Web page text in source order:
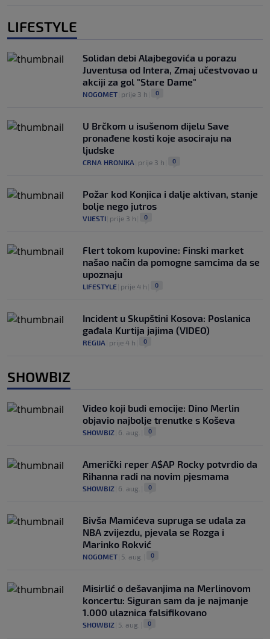
LIFESTYLE
Solidan debi Alajbegovića u porazu
Juventusa od Intera, Zmaj učestvovao u
akciji za gol "Stare Dame"
NOGOMET prije 3 h 0
U Brčkom u isušenom dijelu Save
pronađene kosti koje asociraju na
ljudske
CRNA HRONIKA prije 3 h 0
Požar kod Konjica i dalje aktivan, stanje
bolje nego jutros
VIJESTI prije 3 h 0
Flert tokom kupovine: Finski market
našao način da pomogne samcima da se
upoznaju
LIFESTYLE prije 4 h 0
Incident u Skupštini Kosova: Poslanica
gađala Kurtija jajima (VIDEO)
REGIJA prije 4 h 0
SHOWBIZ
Video koji budi emocije: Dino Merlin
objavio najbolje trenutke s Koševa
SHOWBIZ 6. aug. 0
Američki reper A$AP Rocky potvrdio da
Rihanna radi na novim pjesmama
SHOWBIZ 6. aug. 0
Bivša Mamićeva supruga se udala za
NBA zvijezdu, pjevala se Rozga i
Marinko Rokvić
NOGOMET 5. aug. 0
Misirlić o dešavanjima na Merlinovom
koncertu: Siguran sam da je najmanje
1.000 ulaznica falsifikovano
SHOWBIZ 5. aug. 0